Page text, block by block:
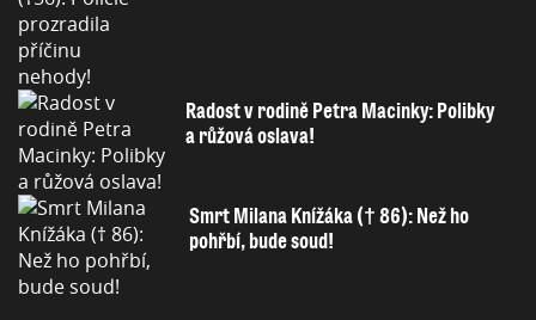
Radost v rodině Petra Macinky: Polibky
a růžová oslava!
Smrt Milana Knížáka († 86): Než ho
pohřbí, bude soud!